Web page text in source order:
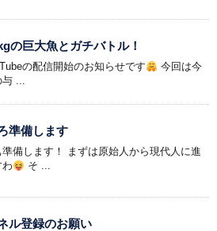
の巨大魚とガチバトル！
の配信開始のお知らせです
今回は今
与 ...
準備します
準備します！ まずは原始人から現代人に進
わ
そ ...
ル登録のお願い